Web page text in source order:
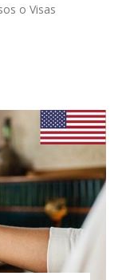
o Visas